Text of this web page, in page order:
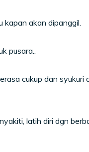
kapan akan dipanggil.
pusara..
cukup dan syukuri
latih diri dgn